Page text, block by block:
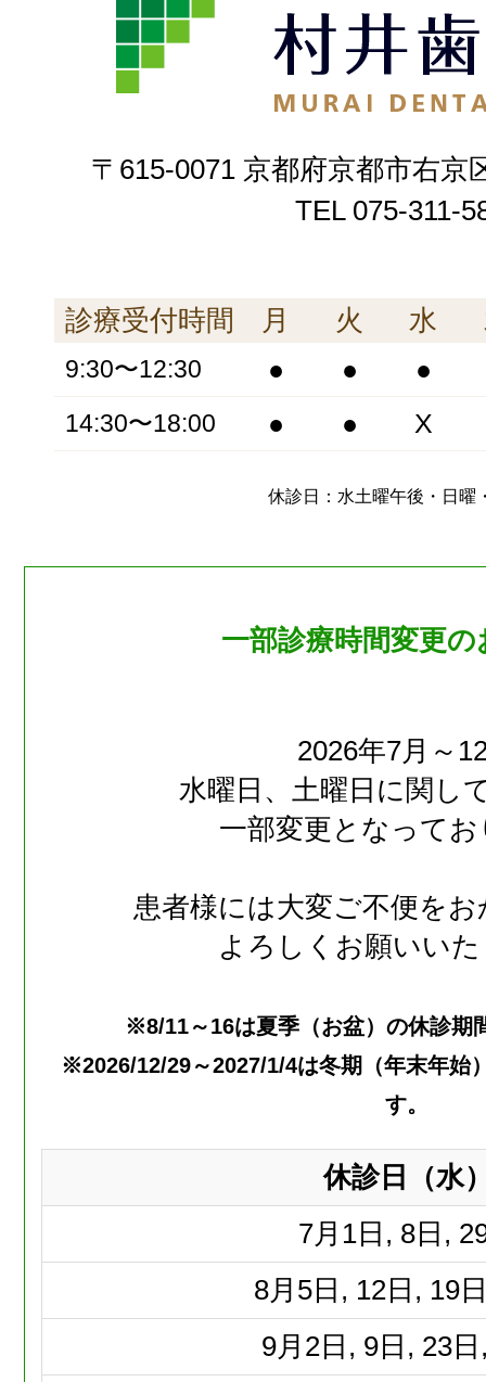
〒615-0071 京都府京都市右京
TEL 075-311-
診療受付時間 月 火 水
9:30〜12:30 ● ● ●
14:30〜18:00 ● ● X
休診日：水土曜午後・日曜
一部診療時間変更
2026年7月～
水曜日、土曜日に関し
一部変更となって
患者様には大変ご不便を
よろしくお願いい
※8/11～16は夏季（お盆）の休診期
※2026/12/29～2027/1/4は冬期（年末年始
す。
休診日（水
7月 1日, 8日,
8月 5日, 12日, 19
9月 2日, 9日, 23